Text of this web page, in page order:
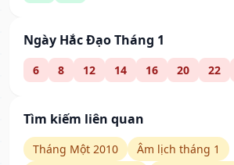
Ngày Hắc Đạo Tháng 1
6 8 12 14 16 20 22
Tìm kiếm liên quan
Tháng Một 2010
Âm lịch tháng 1